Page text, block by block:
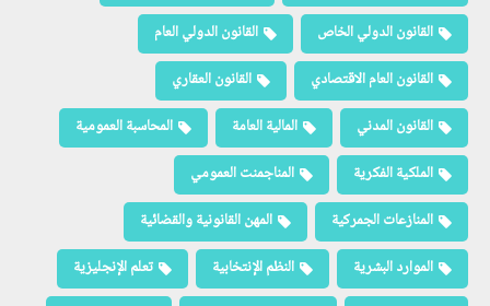
القانون الدولي الخاص
القانون الدولي العام
القانون العام الاقتصادي
القانون العقاري
القانون المدني
المالية العامة
المحاسبة العمومية
الملكية الفكرية
المناجمنت العمومي
المنازعات الجمركية
المهن القانونية والقضائية
الموارد البشرية
النظم الإنتخابية
تعلم الإنجليزية